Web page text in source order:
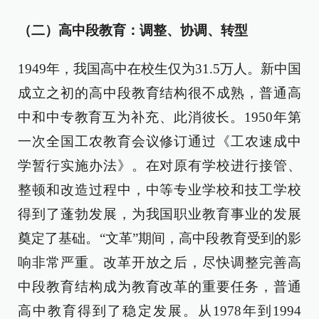
（二）高中段教育：调整、协调、转型
1949年，我国高中在校生仅为31.5万人。新中国
成立之初的高中段教育结构很不成熟，普通高
中和中专教育互为补充、此消彼长。1950年第
一次全国工农教育会议修订通过《工农速成中
学暂行实施办法》。在对原有学校进行接管、
整顿和改造过程中，中等专业学校和技工学校
得到了蓬勃发展，为我国职业教育事业的发展
奠定了基础。“文革”期间，高中段教育受到的影
响非常严重。改革开放之后，尽快调整完善高
中段教育结构成为教育改革的重要任务，普通
高中教育得到了稳定发展。从1978年到1994